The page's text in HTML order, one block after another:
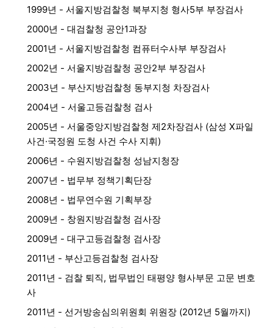
1999년 - 서울지방검찰청 북부지청 형사5부 부장검사
2000년 - 대검찰청 공안1과장
2001년 - 서울지방검찰청 컴퓨터수사부 부장검사
2002년 - 서울지방검찰청 공안2부 부장검사
2003년 - 부산지방검찰청 동부지청 차장검사
2004년 - 서울고등검찰청 검사
2005년 - 서울중앙지방검찰청 제2차장검사 (삼성 X파일
사건·국정원 도청 사건 수사 지휘)
2006년 - 수원지방검찰청 성남지청장
2007년 - 법무부 정책기획단장
2008년 - 법무연수원 기획부장
2009년 - 창원지방검찰청 검사장
2009년 - 대구고등검찰청 검사장
2011년 - 부산고등검찰청 검사장
2011년 - 검찰 퇴직, 법무법인 태평양 형사부문 고문 변호
사
2011년 - 선거방송심의위원회 위원장 (2012년 5월까지)